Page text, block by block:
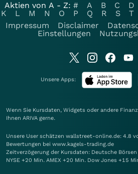
Aktien von A - Z: # A B C D
K
L M N O P Q R S T
Impressum
Disclaimer
Einstellungen
Unsere Apps:
Wenn Sie Kursdaten, Widgets oder andere
Ihnen ARIVA gerne.
Unsere User schätzen wallstreet-online.de: 4.8
Bewertungen bei www.kagels-trading.de
Zeitverzögerung der Kursdaten: Deutsche Börsen
NYSE +20 Min. AMEX +20 Min. Dow Jones +15